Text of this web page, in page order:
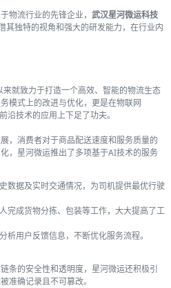
物流行业的先锋企业， 武汉星河微运科技
其独特的视角和强大的研发能力，在行业内
就致力于打造一个高效、智能的物流生态
模式上的改进与优化，更是在物联网
技术的应用上下足了功夫。
，消费者对于商品配送速度和服务质量的
，星河微运推出了多项基于AI技术的服务
数据及实时交通情况，为司机提供最优行驶
完成货物分拣、包装等工作，大大提高了工
析用户反馈信息，不断优化服务流程。
条的安全性和透明度，星河微运还积极引
准确记录且不可篡改。